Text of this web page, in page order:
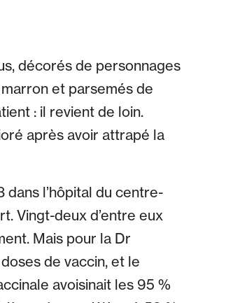
décorés de personnages
et parsemés de
: il revient de loin.
après avoir attrapé la
l’hôpital du centre-
Vingt-deux d’entre eux
Mais pour la Dr
de vaccin, et le
avoisinait les 95 %